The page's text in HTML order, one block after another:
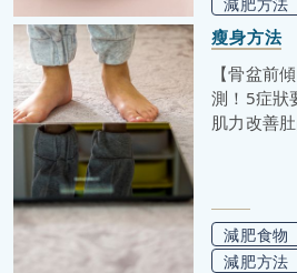
瘦身方法
【骨盆前
測！5症狀
肌力改善肚
減肥食物
減肥方法